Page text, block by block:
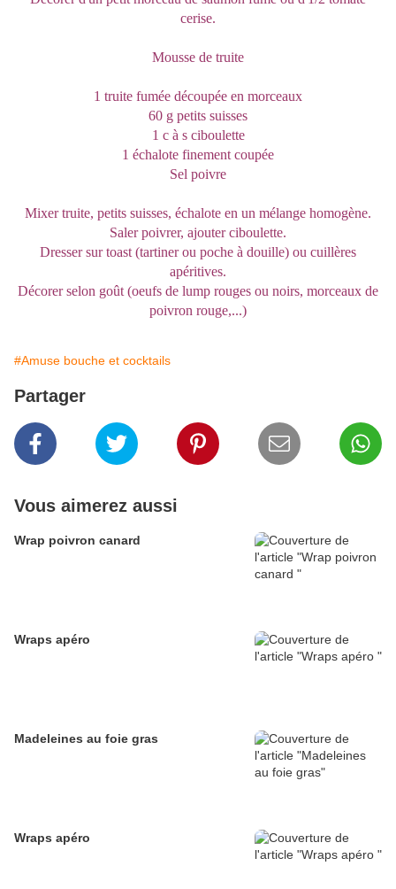
cerise.
Mousse de truite
1 truite fumée découpée en morceaux
60 g petits suisses
1 c à s ciboulette
1 échalote finement coupée
Sel poivre
Mixer truite, petits suisses, échalote en un mélange homogène.
Saler poivrer, ajouter ciboulette.
Dresser sur toast (tartiner ou poche à douille) ou cuillères
apéritives.
Décorer selon goût (oeufs de lump rouges ou noirs, morceaux de
poivron rouge,...)
#Amuse bouche et cocktails
Partager
Vous aimerez aussi
Wrap poivron canard
Wraps apéro
Madeleines au foie gras
Wraps apéro